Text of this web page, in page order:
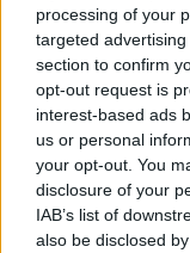
processing of your
targeted
section to confirm
opt-out request is
interest-based ads
us or personal
your opt-out. You
disclosure of your
IAB’s list of
also be disclosed
Haag Hammamet
Havanna
Hong Kong
Innsbruck Izmir